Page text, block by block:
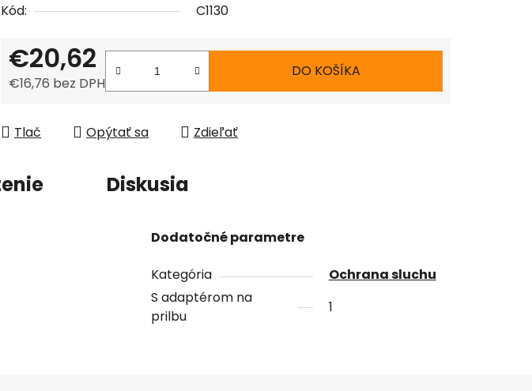
Kód:
C1130
€20,62
€16,76 bez DPH
DO KOŠÍKA
Tlač Opýtať sa Zdieľať
Diskusia
Dodatočné parametre
Kategória
Ochrana sluchu
S adaptérom na
prilbu
1